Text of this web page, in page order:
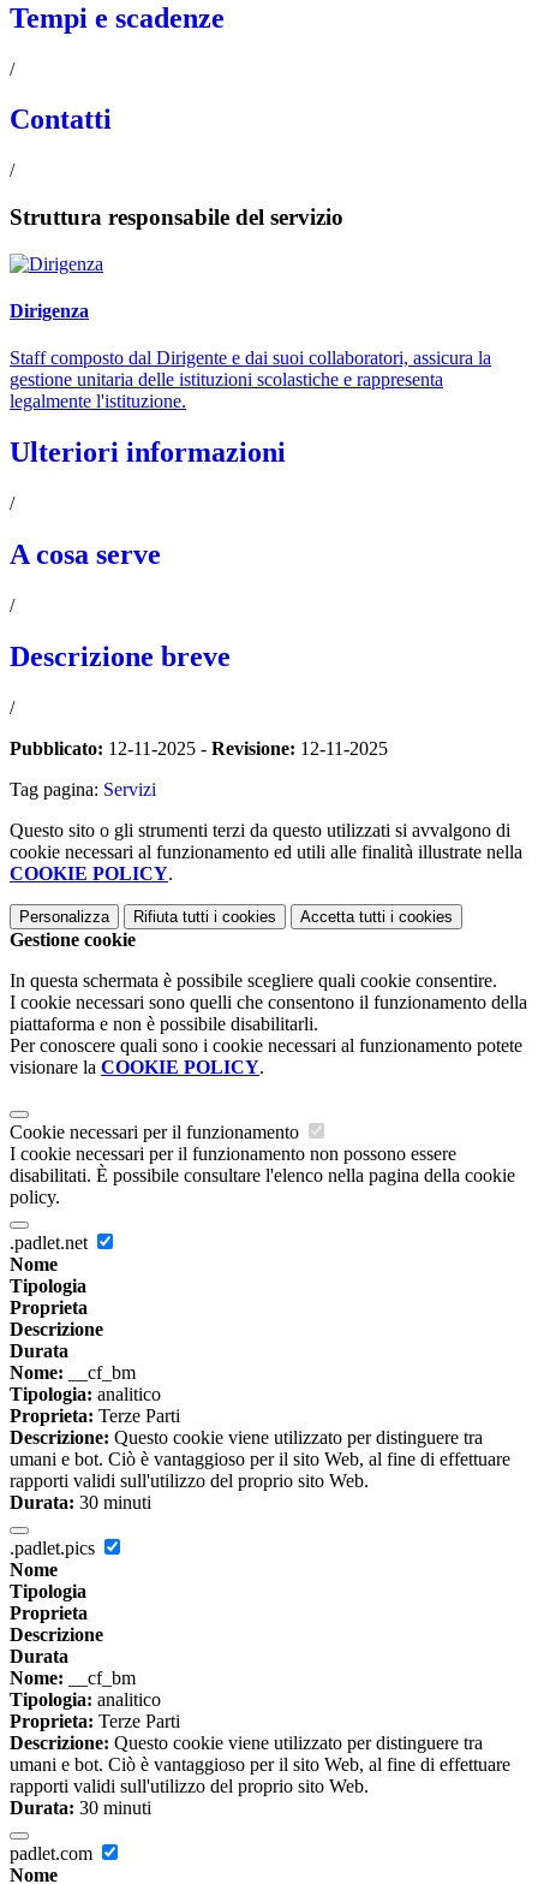
Tempi e scadenze
/
Contatti
/
Struttura responsabile del servizio
Dirigenza
Staff composto dal Dirigente e dai suoi collaboratori, assicura la
gestione unitaria delle istituzioni scolastiche e rappresenta
legalmente l'istituzione.
Ulteriori informazioni
/
A cosa serve
/
Descrizione breve
/
Pubblicato: 12-11-2025 - Revisione: 12-11-2025
Tag pagina: Servizi
Questo sito o gli strumenti terzi da questo utilizzati si avvalgono di
cookie necessari al funzionamento ed utili alle finalità illustrate nella
COOKIE POLICY.
Personalizza Rifiuta tutti i cookies Accetta tutti i cookies
Gestione cookie
In questa schermata è possibile scegliere quali cookie consentire.
I cookie necessari sono quelli che consentono il funzionamento della
piattaforma e non è possibile disabilitarli.
Per conoscere quali sono i cookie necessari al funzionamento potete
visionare la COOKIE POLICY.
Cookie necessari per il funzionamento
I cookie necessari per il funzionamento non possono essere
disabilitati. È possibile consultare l'elenco nella pagina della cookie
policy.
.padlet.net
Nome
Tipologia
Proprieta
Descrizione
Durata
Nome: __cf_bm
Tipologia: analitico
Proprieta: Terze Parti
Descrizione: Questo cookie viene utilizzato per distinguere tra
umani e bot. Ciò è vantaggioso per il sito Web, al fine di effettuare
rapporti validi sull'utilizzo del proprio sito Web.
Durata: 30 minuti
.padlet.pics
Nome
Tipologia
Proprieta
Descrizione
Durata
Nome: __cf_bm
Tipologia: analitico
Proprieta: Terze Parti
Descrizione: Questo cookie viene utilizzato per distinguere tra
umani e bot. Ciò è vantaggioso per il sito Web, al fine di effettuare
rapporti validi sull'utilizzo del proprio sito Web.
Durata: 30 minuti
padlet.com
Nome